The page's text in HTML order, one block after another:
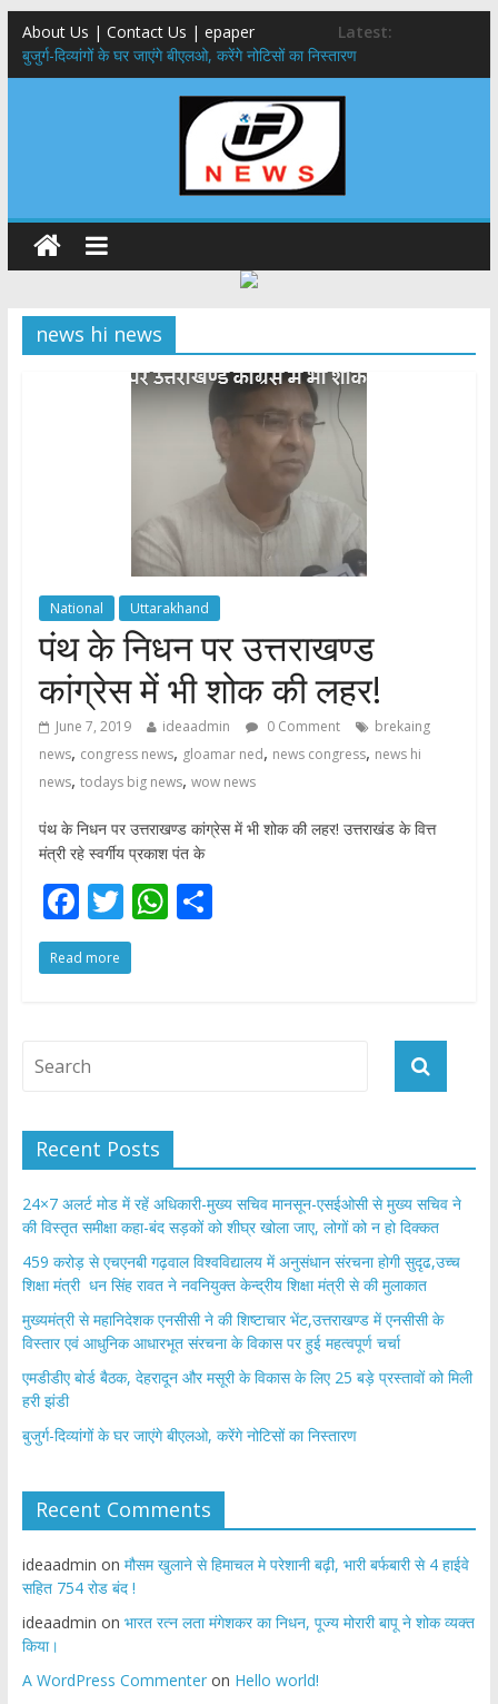
About Us | Contact Us | epaper
Latest:
बुजुर्ग-दिव्यांगों के घर जाएंगे बीएलओ, करेंगे नोटिसों का निस्तारण
24×7 अलर्ट मोड में रहें अधिकारी-मुख्य सचिव मानसून-एसईओसी से मुख्य सचिव ने
की विस्तृत समीक्षा कहा-बंद सड़कों को शीघ्र खोला जाए, लोगों को न हो दिक्कत
459 करोड़ से एचएनबी गढ़वाल विश्वविद्यालय में अनुसंधान संरचना होगी सुदृढ,उच्च
शिक्षा मंत्री धन सिंह रावत ने नवनियुक्त केन्द्रीय शिक्षा मंत्री से की मुलाकात
मुख्यमंत्री से महानिदेशक एनसीसी ने की शिष्टाचार भेंट,उत्तराखण्ड में एनसीसी के
विस्तार एवं आधुनिक आधारभूत संरचना के विकास पर हुई महत्वपूर्ण चर्चा
एमडीडीए बोर्ड बैठक, देहरादून और मसूरी के विकास के लिए 25 बड़े प्रस्तावों को मिली
हरी झंडी
news hi news
National Uttarakhand
पंथ के निधन पर उत्तराखण्ड
कांग्रेस में भी शोक की लहर!
June 7, 2019 ideaadmin 0 Comment
brekaing
news, congress news, gloamar ned, news congress, news hi
news, todays big news, wow news
पंथ के निधन पर उत्तराखण्ड कांग्रेस में भी शोक की लहर! उत्तराखंड के वित्त
मंत्री रहे स्वर्गीय प्रकाश पंत के
F
ac
e
o
T
w
itt
W S
Read more
Recent Posts
24×7 अलर्ट मोड में रहें अधिकारी-मुख्य सचिव मानसून-एसईओसी से मुख्य सचिव ने
की विस्तृत समीक्षा कहा-बंद सड़कों को शीघ्र खोला जाए, लोगों को न हो दिक्कत
459 करोड़ से एचएनबी गढ़वाल विश्वविद्यालय में अनुसंधान संरचना होगी सुदृढ,उच्च
शिक्षा मंत्री धन सिंह रावत ने नवनियुक्त केन्द्रीय शिक्षा मंत्री से की मुलाकात
मुख्यमंत्री से महानिदेशक एनसीसी ने की शिष्टाचार भेंट,उत्तराखण्ड में एनसीसी के
विस्तार एवं आधुनिक आधारभूत संरचना के विकास पर हुई महत्वपूर्ण चर्चा
एमडीडीए बोर्ड बैठक, देहरादून और मसूरी के विकास के लिए 25 बड़े प्रस्तावों को मिली
हरी झंडी
बुजुर्ग-दिव्यांगों के घर जाएंगे बीएलओ, करेंगे नोटिसों का निस्तारण
Recent Comments
ideaadmin on मौसम खुलाने से हिमाचल मे परेशानी बढ़ी, भारी बर्फबारी से 4 हाईवे
सहित 754 रोड बंद !
ideaadmin on भारत रत्न लता मंगेशकर का निधन, पूज्य मोरारी बापू ने शोक व्यक्त
किया।
A WordPress Commenteron Hello world!